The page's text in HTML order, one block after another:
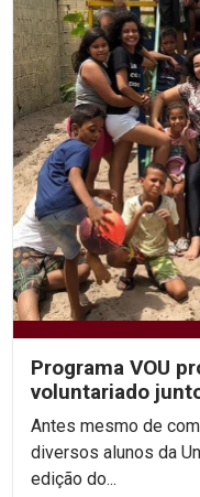
Programa VOU
voluntariado
Pessoa
Antes mesmo de
diversos alunos da
edição do...